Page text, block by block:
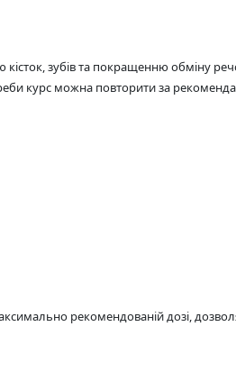
кісток, зубів та покращенню обміну
курс можна повторити за
рекомендованій дозі,